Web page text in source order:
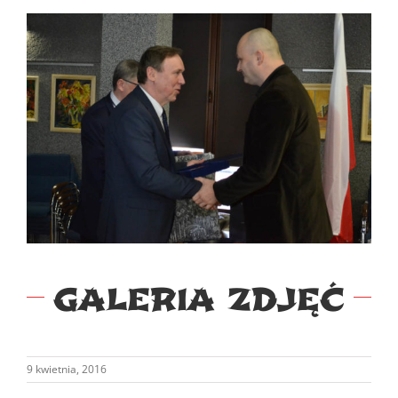
GALERIA ZDJĘĆ
9 kwietnia, 2016